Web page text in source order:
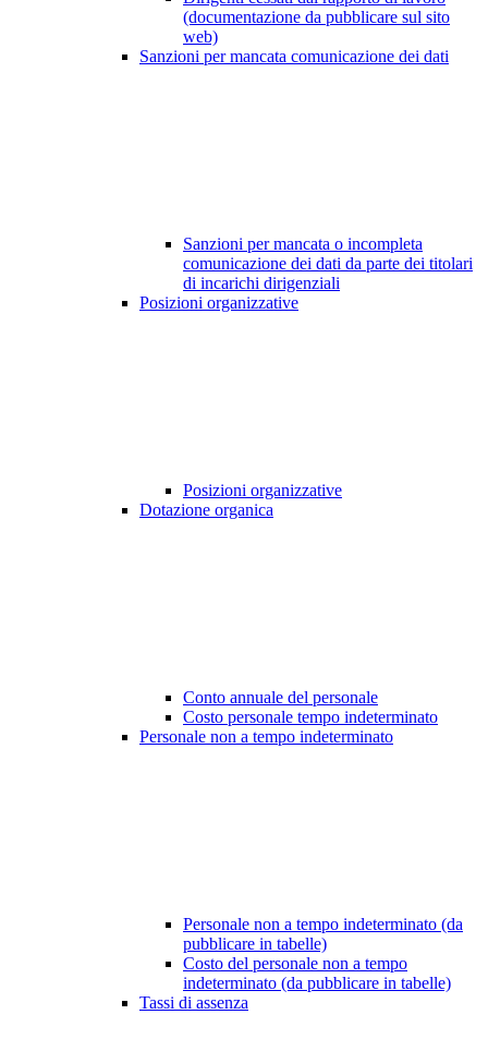
(documentazione da pubblicare sul sito
web)
Sanzioni per mancata comunicazione dei dati
Sanzioni per mancata o incompleta
comunicazione dei dati da parte dei titolari
di incarichi dirigenziali
Posizioni organizzative
Posizioni organizzative
Dotazione organica
Conto annuale del personale
Costo personale tempo indeterminato
Personale non a tempo indeterminato
Personale non a tempo indeterminato (da
pubblicare in tabelle)
Costo del personale non a tempo
indeterminato (da pubblicare in tabelle)
Tassi di assenza